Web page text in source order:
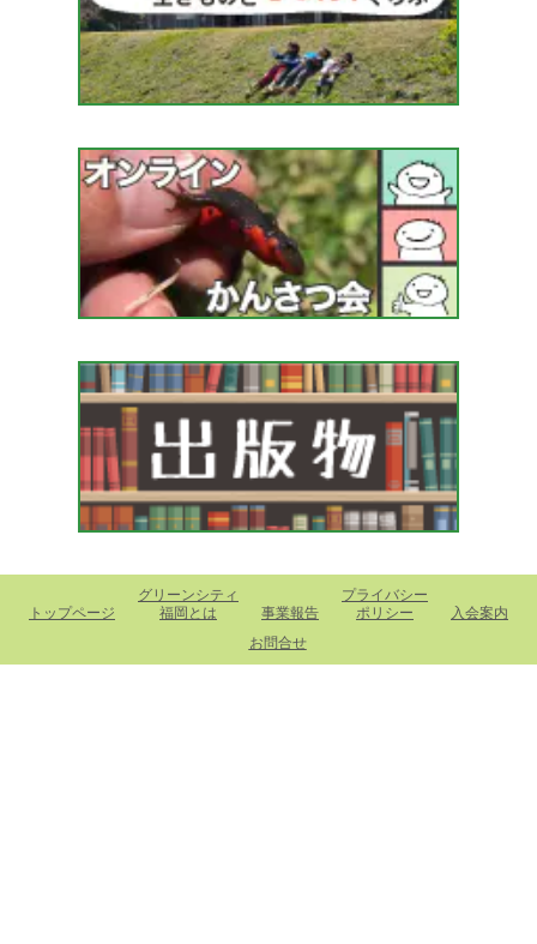
トップページ
グリーンシティ
福岡とは
事業報告
プライバシー
ポリシー
入会案内
お問合せ